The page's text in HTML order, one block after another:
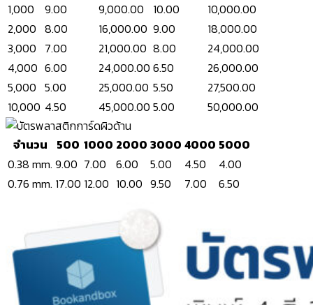
1,000
9.00 9,000.00 10.00
10,000.00
2,000 8.00 16,000.00 9.00
18,000.00
3,000 7.00 21,000.00 8.00
24,000.00
4,000 6.00 24,000.00 6.50
26,000.00
5,000 5.00 25,000.00 5.50
27,500.00
10,000 4.50 45,000.00 5.00 50,000.00
จำนวน 500 1000 2000 3000 4000 5000
0.38 mm. 9.00 7.00 6.00 5.00 4.50
4.00
0.76 mm. 17.00 12.00 10.00 9.50 7.00 6.50